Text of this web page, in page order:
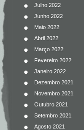
Julho 2022
Junho 2022
Maio 2022
Abril 2022
Março 2022
Fevereiro 2022
Janeiro 2022
Dezembro 2021
Novembro 2021
Outubro 2021
Setembro 2021
Agosto 2021